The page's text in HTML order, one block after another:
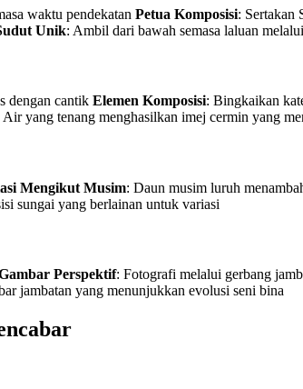
waktu pendekatan Petua Komposisi: Sertakan
Unik: Ambil dari bawah semasa laluan
dengan cantik Elemen Komposisi: Bingkaikan
Air yang tenang menghasilkan imej cermin yang
Mengikut Musim: Daun musim luruh
sungai yang berlainan untuk variasi
Perspektif: Fotografi melalui gerbang
jambatan yang menunjukkan evolusi seni bina